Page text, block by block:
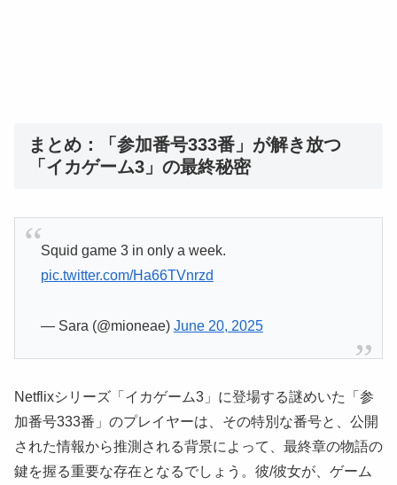
まとめ：「参加番号333番」が解き放つ
「イカゲーム3」の最終秘密
Squid game 3 in only a week.
pic.twitter.com/Ha66TVnrzd
— Sara (@mioneae) June 20, 2025
Netflixシリーズ「イカゲーム3」に登場する謎めいた「参
加番号333番」のプレイヤーは、その特別な番号と、公開
された情報から推測される背景によって、最終章の物語の
鍵を握る重要な存在となるでしょう。彼/彼女が、ゲーム